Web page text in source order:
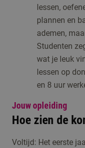
lessen,
plannen en
ademen,
Studenten
wat je leuk
lessen op
en 8 uur
Jouw opleiding
Hoe zien de
Voltijd: Het eerste